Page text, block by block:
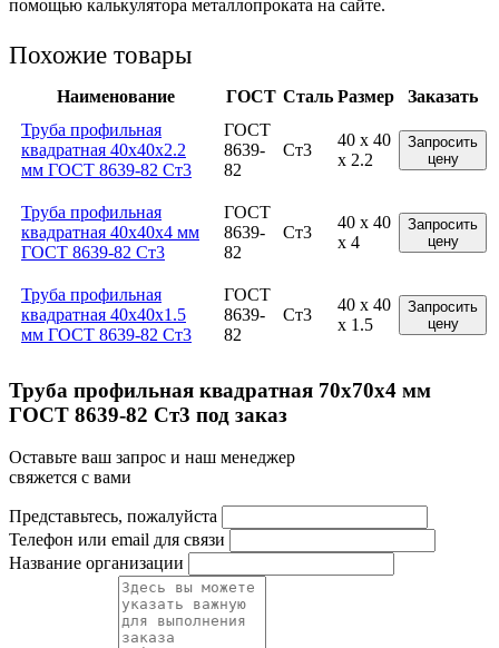
помощью калькулятора металлопроката на сайте.
Похожие товары
Наименование ГОСТ Сталь Размер
Заказать
Труба профильная
квадратная 40x40x2.2
мм ГОСТ 8639-82 Ст3
ГОСТ
8639-
82
Ст3
40 x 40
x 2.2
Запросить
цену
Труба профильная
квадратная 40x40x4 мм
ГОСТ 8639-82 Ст3
ГОСТ
8639-
82
Ст3
40 x 40
x 4
Запросить
цену
Труба профильная
квадратная 40x40x1.5
мм ГОСТ 8639-82 Ст3
ГОСТ
8639-
82
Ст3
40 x 40
x 1.5
Запросить
цену
Труба профильная квадратная 70x70x4 мм
ГОСТ 8639-82 Ст3 под заказ
Оставьте ваш запрос и наш менеджер
свяжется с вами
Представьтесь, пожалуйста
Телефон или email для связи
Название организации